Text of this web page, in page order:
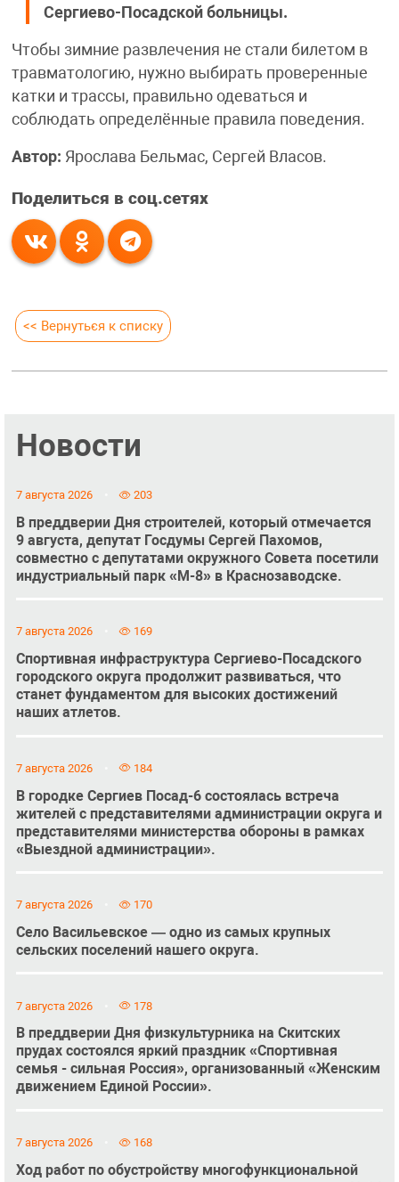
Сергиево-Посадской больницы.
Чтобы зимние развлечения не стали билетом в
травматологию, нужно выбирать проверенные
катки и трассы, правильно одеваться и
соблюдать определённые правила поведения.
Автор: Ярослава Бельмас, Сергей Власов.
Поделиться в соц.сетях
<< Вернуться к списку
Новости
7 августа 2026 203
В преддверии Дня строителей, который отмечается
9 августа, депутат Госдумы Сергей Пахомов,
совместно с депутатами окружного Совета посетили
индустриальный парк «М-8» в Краснозаводске.
7 августа 2026 169
Спортивная инфраструктура Сергиево-Посадского
городского округа продолжит развиваться, что
станет фундаментом для высоких достижений
наших атлетов.
7 августа 2026 184
В городке Сергиев Посад-6 состоялась встреча
жителей с представителями администрации округа и
представителями министерства обороны в рамках
«Выездной администрации».
7 августа 2026 170
Село Васильевское — одно из самых крупных
сельских поселений нашего округа.
7 августа 2026 178
В преддверии Дня физкультурника на Скитских
прудах состоялся яркий праздник «Спортивная
семья - сильная Россия», организованный «Женским
движением Единой России».
7 августа 2026 168
Ход работ по обустройству многофункциональной